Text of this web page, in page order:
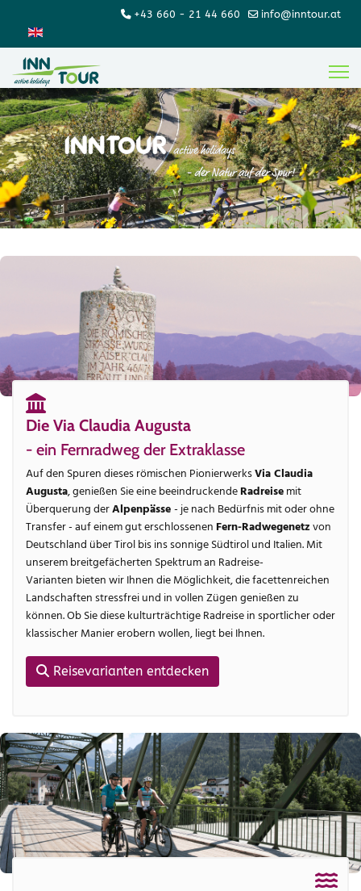
+43 660 - 21 44 660 info@inntour.at
Sprache auswählen
Die Via Claudia Augusta
- ein Fernradweg der Extraklasse
Auf den Spuren dieses römischen PionierwerksVia Claudia
Augusta, genießen Sie eine beeindruckendeRadreisemit
Überquerung derAlpenpässe- je nach Bedürfnis mit oder ohne
Transfer - auf einem gut erschlossenen Fern-Radwegenetzvon
Deutschland über Tirol bis ins sonnige Südtirol und Italien. Mit
unserem breitgefächerten Spektrum an Radreise-
Varianten bieten wir Ihnen die Möglichkeit, die facettenreichen
Landschaften stressfrei und in vollen Zügen genießen zu
können. Ob Sie diese kulturträchtige Radreise in sportlicher oder
klassischer Manier erobern wollen, liegt bei Ihnen.
Reisevarianten entdecken